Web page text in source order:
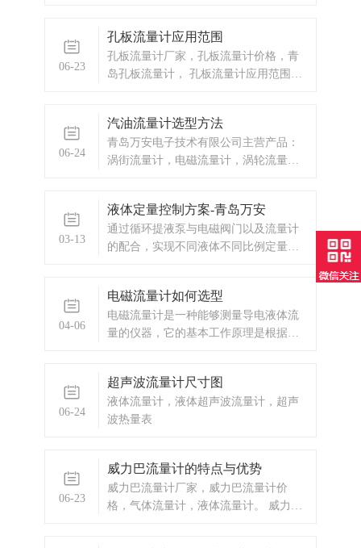
06-23
孔板流量计应用范围
孔板流量计厂家，孔板流量计价格，青
岛孔板流量计， 孔板流量计应用范围比
泛适用于冶金、电力、煤炭、化工、石
油、交通、建筑、轻纺、食品、医药、
农业、环境保护及人民日常生活等国民
06-24
汽油流量计选型方法
青岛万安电子技术有限公司主营产品：
涡街流量计，电磁流量计，涡轮流量
等，以及承接电气自动化项目。
03-13
液体定量控制方案-青岛万安
通过循环提液泵与电磁阀门以及流量计
的配合，实现不同液体不同比例定量添
04-06
电磁流量计如何选型
电磁流量计是一种能够测量导电液体流
量的仪器，它的基本工作原理是根据电
中运动会产生电动势，根据法拉第电磁
感应定律，电磁流量计产生的电信号与
液体的流速成正比，通过测量这个信号
06-24
超声波流量计尺寸图
液体流量计，液体超声波流量计，超声
波热量表
06-23
威力巴流量计的特点与优势
威力巴流量计厂家，威力巴流量计价
格，气体流量计，液体流量计。 威力巴